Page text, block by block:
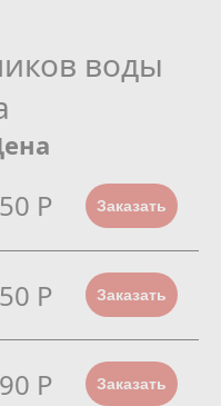
воды
Р Заказать
Р Заказать
Р Заказать